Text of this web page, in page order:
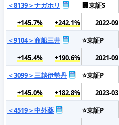
＜8139＞ナガホリ
🏢東証S
+145.7%
+242.1% 2022-09
＜9104＞商船三井
⭐東証P
+145.4%
+190.6% 2021-09
＜3099＞三越伊勢丹
⭐東証P
+145.0%
+182.8% 2023-03
＜4519＞中外薬
⭐東証P